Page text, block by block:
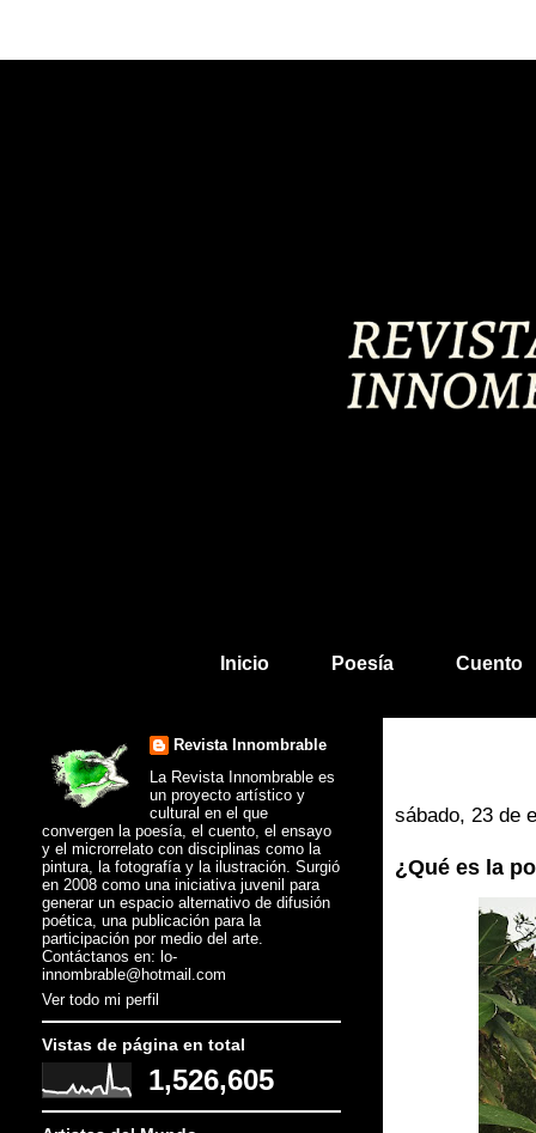
Inicio Poesía Cuento
sábado, 23 de
¿Qué es la
Revista Innombrable
La Revista Innombrable es
un proyecto artístico y
cultural en el que
convergen la poesía, el cuento, el ensayo
y el microrrelato con disciplinas como la
pintura, la fotografía y la ilustración. Surgió
en 2008 como una iniciativa juvenil para
generar un espacio alternativo de difusión
poética, una publicación para la
participación por medio del arte.
Contáctanos en: lo-
innombrable@hotmail.com
Ver todo mi perfil
Vistas de página en total
1,526,605